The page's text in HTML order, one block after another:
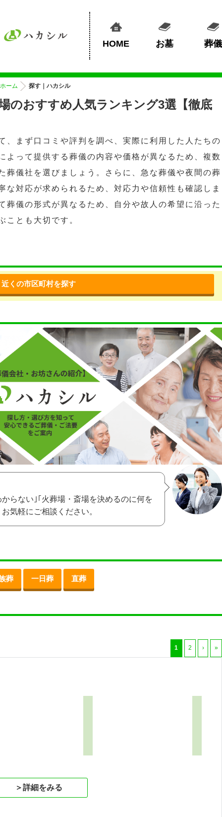
HOME お墓 葬儀
ホーム 探す｜ハカシル
のおすすめ人気ランキング3選【徹底
、まず口コミや評判を調べ、実際に利用した人たちの
よって提供する葬儀の内容や価格が異なるため、複数
葬儀社を選びましょう。さらに、急な葬儀や夜間の葬
な対応が求められるため、対応力や信頼性も確認しま
葬儀の形式が異なるため、自分や故人の希望に沿った
ことも大切です。
近くの市区町村を探す
らない｣｢火葬場・斎場を決めるのに何を
気軽にご相談ください。
葬 一日葬 直葬
1 2 › »
＞詳細をみる